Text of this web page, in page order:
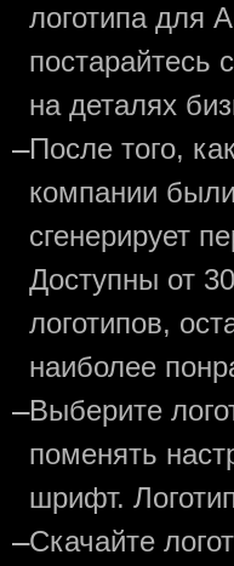
логотипа для
постарайтесь
на деталях
—После того,
компании
сгенерирует
Доступны от
логотипов,
наиболее
—Выберите
поменять
шрифт.
—Скачайте